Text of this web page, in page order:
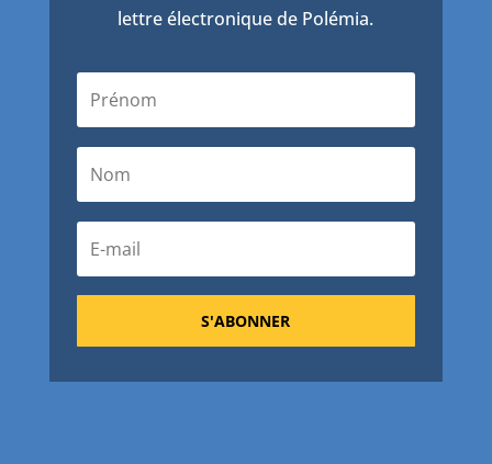
lettre électronique de Polémia.
S'ABONNER